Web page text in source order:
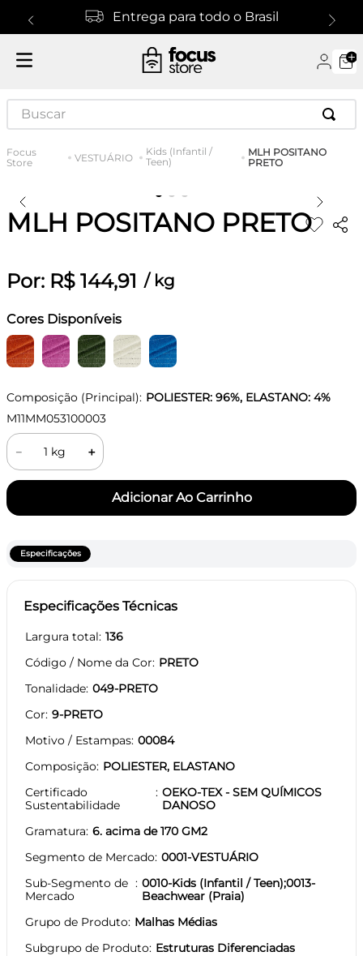
Entrega para todo o Brasil
Buscar
VESTUÁRIO
Kids (Infantil /
Teen)
MLH POSITANO
PRETO
MLH POSITANO PRETO
Por: R$ 144,91 / kg
Cores Disponíveis
Composição (Principal): POLIESTER: 96%, ELASTANO: 4%
M11MM053100003
＋
－
Especificações
Especificações Técnicas
Largura total 136
Código / Nome da Cor PRETO
Tonalidade 049-PRETO
Cor 9-PRETO
Motivo / Estampas 00084
Composição POLIESTER, ELASTANO
Certificado
Sustentabilidade
OEKO-TEX - SEM QUÍMICOS
DANOSO
Gramatura 6. acima de 170 GM2
Segmento de Mercado 0001-VESTUÁRIO
Sub-Segmento de
Mercado
0010-Kids (Infantil / Teen);0013-
Beachwear (Praia)
Grupo de Produto Malhas Médias
Subgrupo de Produto Estruturas Diferenciadas